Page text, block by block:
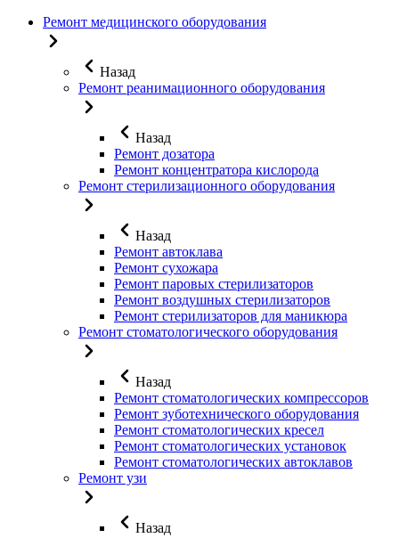
Ремонт медицинского оборудования
Назад
Ремонт реанимационного оборудования
Назад
Ремонт дозатора
Ремонт концентратора кислорода
Ремонт стерилизационного оборудования
Назад
Ремонт автоклава
Ремонт сухожара
Ремонт паровых стерилизаторов
Ремонт воздушных стерилизаторов
Ремонт стерилизаторов для маникюра
Ремонт стоматологического оборудования
Назад
Ремонт стоматологических компрессоров
Ремонт зуботехнического оборудования
Ремонт стоматологических кресел
Ремонт стоматологических установок
Ремонт стоматологических автоклавов
Ремонт узи
Назад